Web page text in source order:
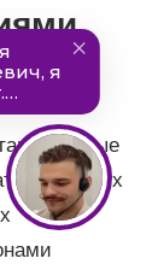
связанных